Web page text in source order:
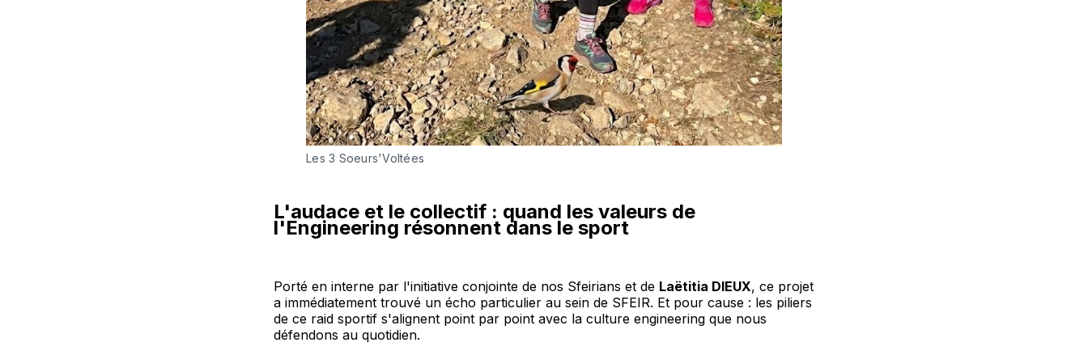
Les 3 Soeurs'Voltées
L'audace et le collectif : quand les valeurs de
l'Engineering résonnent dans le sport
Porté en interne par l'initiative conjointe de nos Sfeirians et de Laëtitia DIEUX, ce projet
a immédiatement trouvé un écho particulier au sein de SFEIR. Et pour cause : les piliers
de ce raid sportif s'alignent point par point avec la culture engineering que nous
défendons au quotidien.